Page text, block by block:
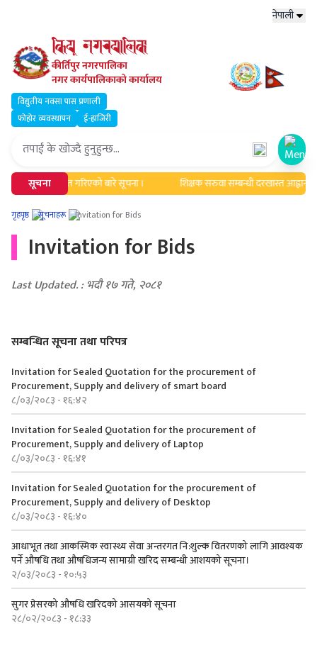
नेपाली
कीर्तिपुर नगरपालिका
नगर कार्यपालिकाको कार्यालय
विद्युतीय नक्सा पास प्रणाली
फोहोर व्यवस्थापन
ई-हाजिरी
सूचना
एवं सूचिकृत गरिएको बारे सूचना । शिक्षक सरुवा सम्बन्धी दरखास्त आह्वान
गृहपृष्ठ सूचनाहरू Invitation for Bids
Invitation for Bids
Last Updated. : भदौ १७ गते, २०८१
सम्बन्धित सूचना तथा परिपत्र
Invitation for Sealed Quotation for the procurement of
Procurement, Supply and delivery of smart board
८/०३/२०८३ - १६:४२
Invitation for Sealed Quotation for the procurement of
Procurement, Supply and delivery of Laptop
८/०३/२०८३ - १६:४१
Invitation for Sealed Quotation for the procurement of
Procurement, Supply and delivery of Desktop
८/०३/२०८३ - १६:४०
आधाभूत तथा आकस्मिक स्वास्थ्य सेवा अन्तरगत नि:शुल्क वितरणको लागि आवश्यक
पर्ने औषधि तथा औषधिजन्य सामाग्री खरिद सम्बन्धी आशयको सूचना।
२/०३/२०८३ - १०:५३
सुगर प्रेसरको ‍औषधि खरिदको आसयको सूचना
२८/०२/२०८३ - १८:३३